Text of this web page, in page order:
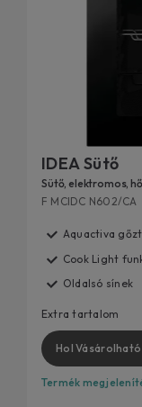
IDEA Sütő
Sütő, elektromos,
F MCIDC N602/CA
Aquactiva
Cook Light
Oldalsó sínek
Extra tartalom
Hol
Termék